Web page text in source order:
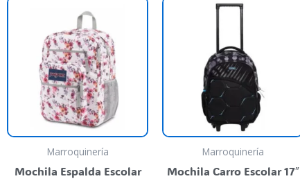
Marroquinería
Mochila Espalda Escolar
Marroquinería
Mochila Carro Escolar 17″